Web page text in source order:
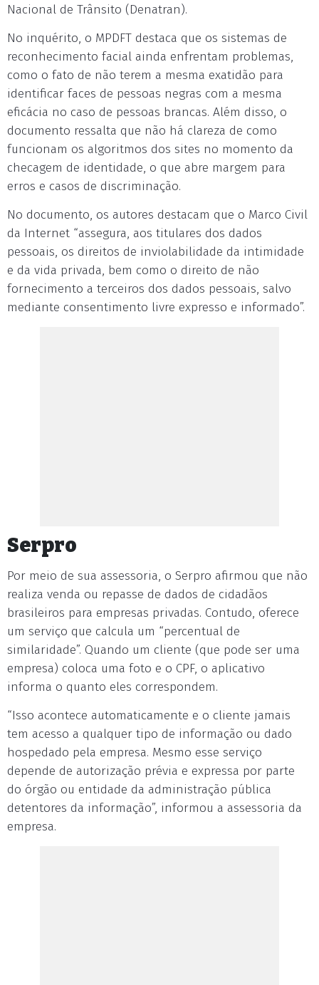
Nacional de Trânsito (Denatran).
No inquérito, o MPDFT destaca que os sistemas de
reconhecimento facial ainda enfrentam problemas,
como o fato de não terem a mesma exatidão para
identificar faces de pessoas negras com a mesma
eficácia no caso de pessoas brancas. Além disso, o
documento ressalta que não há clareza de como
funcionam os algoritmos dos sites no momento da
checagem de identidade, o que abre margem para
erros e casos de discriminação.
No documento, os autores destacam que o Marco Civil
da Internet “assegura, aos titulares dos dados
pessoais, os direitos de inviolabilidade da intimidade
e da vida privada, bem como o direito de não
fornecimento a terceiros dos dados pessoais, salvo
mediante consentimento livre expresso e informado”.
Serpro
Por meio de sua assessoria, o Serpro afirmou que não
realiza venda ou repasse de dados de cidadãos
brasileiros para empresas privadas. Contudo, oferece
um serviço que calcula um “percentual de
similaridade”. Quando um cliente (que pode ser uma
empresa) coloca uma foto e o CPF, o aplicativo
informa o quanto eles correspondem.
“Isso acontece automaticamente e o cliente jamais
tem acesso a qualquer tipo de informação ou dado
hospedado pela empresa. Mesmo esse serviço
depende de autorização prévia e expressa por parte
do órgão ou entidade da administração pública
detentores da informação”, informou a assessoria da
empresa.